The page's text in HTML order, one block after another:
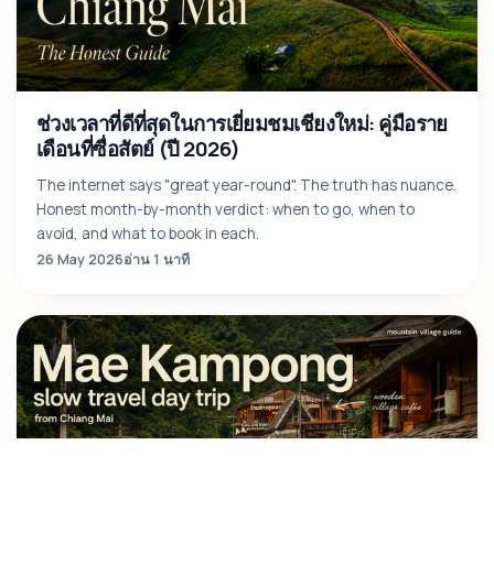
ช่วงเวลาที่ดีที่สุดในการเยี่ยมชมเชียงใหม่: คู่มือราย
เดือนที่ซื่อสัตย์ (ปี 2026)
The internet says "great year-round". The truth has nuance.
Honest month-by-month verdict: when to go, when to
avoid, and what to book in each.
26 May 2026อ่าน 1 นาที